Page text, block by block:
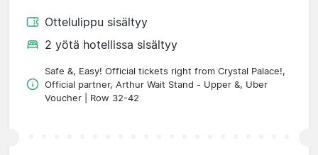
Ottelulippu sisältyy
2 yötä hotellissa sisältyy
Safe &, Easy! Official tickets right from Crystal Palace!,
Official partner, Arthur Wait Stand - Upper &, Uber
Voucher | Row 32-42